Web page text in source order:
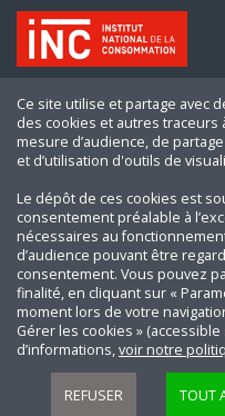
Ce site utilise et partage avec
des cookies et autres
mesure d’audience, de
et d’utilisation d'outils de
Le dépôt de ces cookies est
consentement préalable à
nécessaires au
d’audience pouvant être
consentement. Vous pouvez
finalité, en cliquant sur «
moment lors de votre
Gérer les cookies »
d’informations,voir notre
REFUSER TOUT